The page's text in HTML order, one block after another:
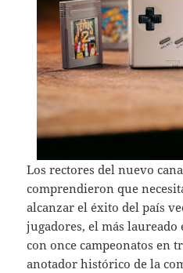
Los rectores del nuevo
comprendieron que
alcanzar el éxito del país
jugadores, el más
con once campeonatos en
anotador histórico de la